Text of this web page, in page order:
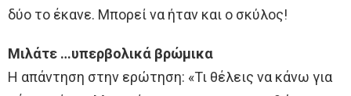
δύο το έκανε. Μπορεί να ήταν και ο σκύλος!
Μιλάτε …υπερβολικά βρώμικα
Η απάντηση στην ερώτηση: «Τι θέλεις να κάνω για